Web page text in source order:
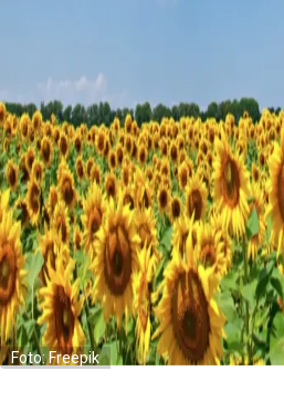
Foto: Freepik